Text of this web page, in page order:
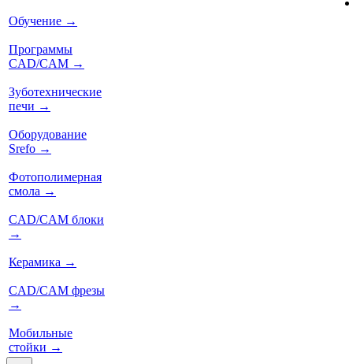
Обучение →
Программы
CAD/CAM →
Зуботехнические
печи →
Оборудование
Srefo →
Фотополимерная
смола →
CAD/CAM блоки
→
Керамика →
CAD/CAM фрезы
→
Мобильные
стойки →